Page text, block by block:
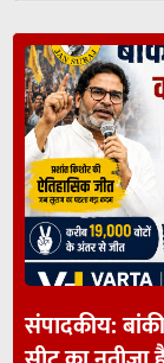
संपादकीय: